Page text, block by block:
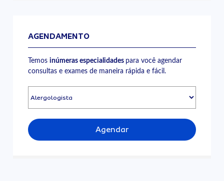
AGENDAMENTO
Temosinúmeras especialidades para você agendar
consultas e exames de maneira rápida e fácil.
Agendar